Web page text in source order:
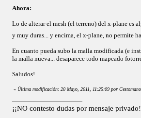
Ahora:
Lo de alterar el mesh (el terreno) del x-plane es
y muy duras... y encima, el x-plane, no permite
En cuanto pueda subo la malla modificada (e
la malla nueva... desaparece todo mapeado
Saludos!
« Última modificación: 20 Mayo, 2011, 11:25:09 por Cestomano
¡¡NO contesto dudas por mensaje